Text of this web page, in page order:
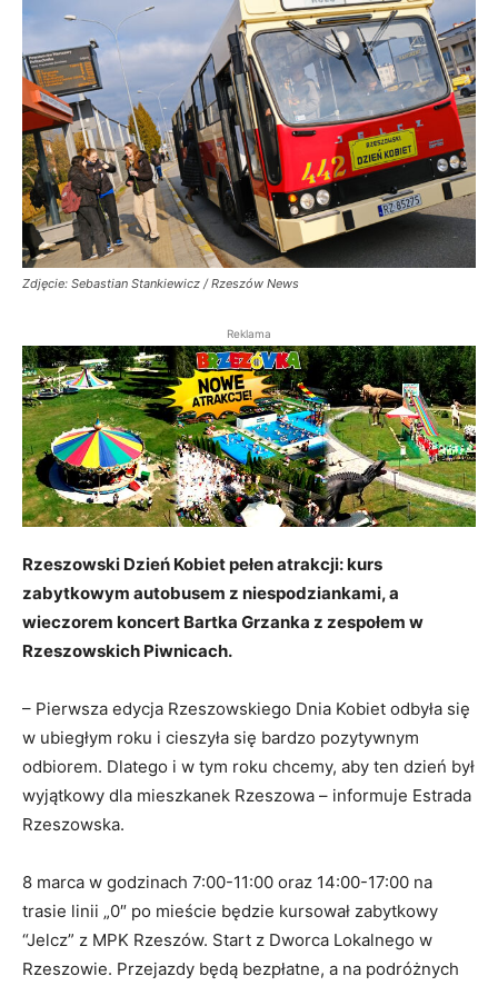
Zdjęcie: Sebastian Stankiewicz / Rzeszów News
Reklama
Rzeszowski Dzień Kobiet pełen atrakcji: kurs
zabytkowym autobusem z niespodziankami, a
wieczorem koncert Bartka Grzanka z zespołem w
Rzeszowskich Piwnicach.
– Pierwsza edycja Rzeszowskiego Dnia Kobiet odbyła się
w ubiegłym roku i cieszyła się bardzo pozytywnym
odbiorem. Dlatego i w tym roku chcemy, aby ten dzień był
wyjątkowy dla mieszkanek Rzeszowa – informuje Estrada
Rzeszowska.
8 marca w godzinach 7:00-11:00 oraz 14:00-17:00 na
trasie linii „0″ po mieście będzie kursował zabytkowy
“Jelcz” z MPK Rzeszów. Start z Dworca Lokalnego w
Rzeszowie. Przejazdy będą bezpłatne, a na podróżnych